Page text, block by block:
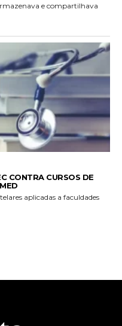
e compartilhava
CONTRA CURSOS DE
aplicadas a faculdades